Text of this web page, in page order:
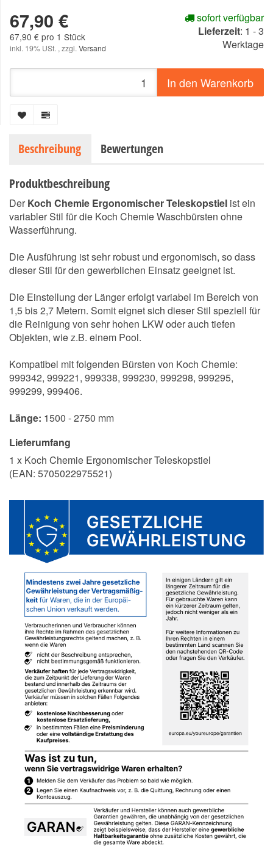
67,90 €
67,90 € pro 1 Stück
inkl. 19% USt. , zzgl. Versand
sofort verfügbar
Lieferzeit: 1 - 3
Werktage
In den Warenkorb
Beschreibung Bewertungen
Produktbeschreibung
Der Koch Chemie Ergonomischer Teleskopstiel ist ein
variabler Stil für die Koch Chemie Waschbürsten ohne
Wasserführung.
Die Ausführung ist sehr robust und ergonomisch, so dass
dieser Stil für den gewerblichen Einsatz geeignet ist.
Die Einstellung der Länger erfolgt variabel im Bereich von
1,5 bis 2,7 Metern. Somit eignet sich dieser Stil speziell für
die Reinigung von sehr hohen LKW oder auch tiefen
Objekten, wie z.B. einem Pool.
Kompatibel mit folgenden Bürsten von Koch Chemie:
999342, 999221, 999338, 999230, 999298, 999295,
999299, 999406.
Länge: 1500 - 2750 mm
Lieferumfang
1 x Koch Chemie Ergonomischer Teleskopstiel
(EAN: 5705022975521)